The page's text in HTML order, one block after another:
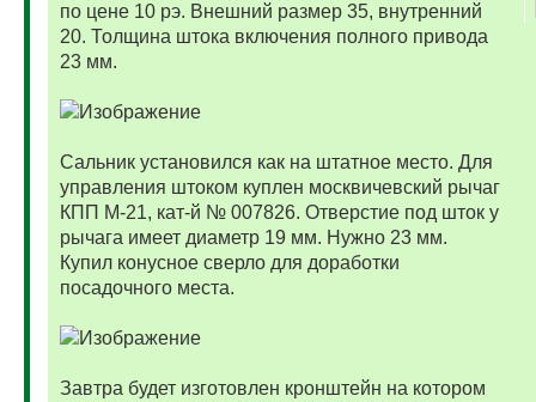
по цене 10 рэ. Внешний размер 35, внутренний
20. Толщина штока включения полного привода
23 мм.
Сальник установился как на штатное место. Для
управления штоком куплен москвичевский рычаг
КПП М-21, кат-й № 007826. Отверстие под шток у
рычага имеет диаметр 19 мм. Нужно 23 мм.
Купил конусное сверло для доработки
посадочного места.
Завтра будет изготовлен кронштейн на котором